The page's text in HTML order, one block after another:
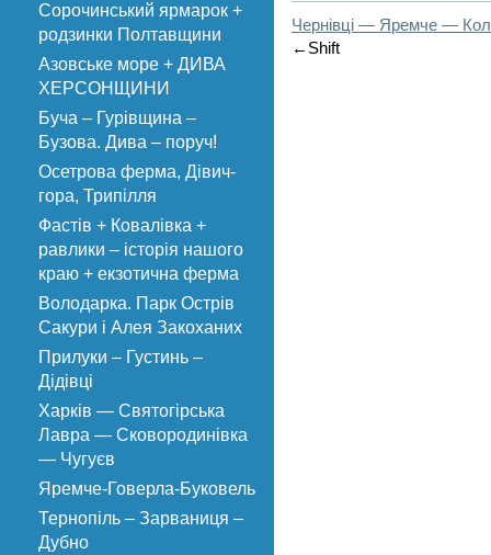
Сорочинський ярмарок +
родзинки Полтавщини
Азовське море + ДИВА
ХЕРСОНЩИНИ
Буча – Гурівщина –
Бузова. Дива – поруч!
Осетрова ферма, Дівич-
гора, Трипілля
Фастів + Ковалівка +
равлики – історія нашого
краю + екзотична ферма
Володарка. Парк Острів
Сакури і Алея Закоханих
Прилуки – Густинь –
Дідівці
Харків — Святогірська
Лавра — Сковородинівка
— Чугуєв
Яремче-Говерла-Буковель
Тернопіль – Зарваниця –
Дубно
Чернівці — Яремче —
←Shift